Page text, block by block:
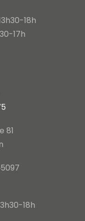
18h
17h
81
18h